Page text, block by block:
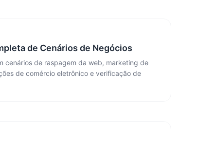
de Cenários de Negócios
cenários de raspagem da web, marketing de
de comércio eletrônico e verificação de